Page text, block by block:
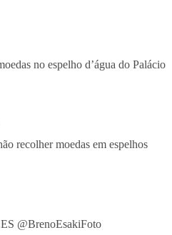
no espelho d’água do Palácio
@BrenoEsakiFoto